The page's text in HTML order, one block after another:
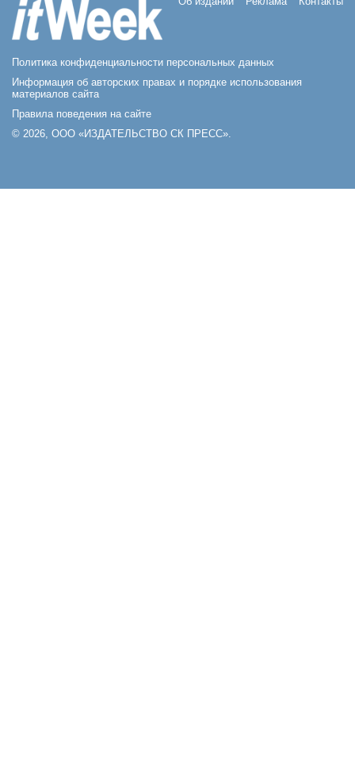
Политика конфиденциальности персональных данных
Информация об авторских правах и порядке использования
материалов сайта
Правила поведения на сайте
© 2026, ООО «ИЗДАТЕЛЬСТВО СК ПРЕСС».